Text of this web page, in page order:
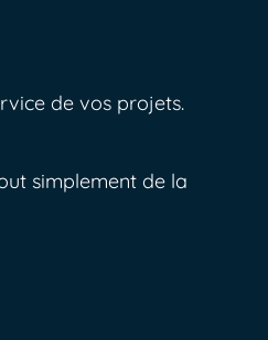
de vos projets.
simplement de la